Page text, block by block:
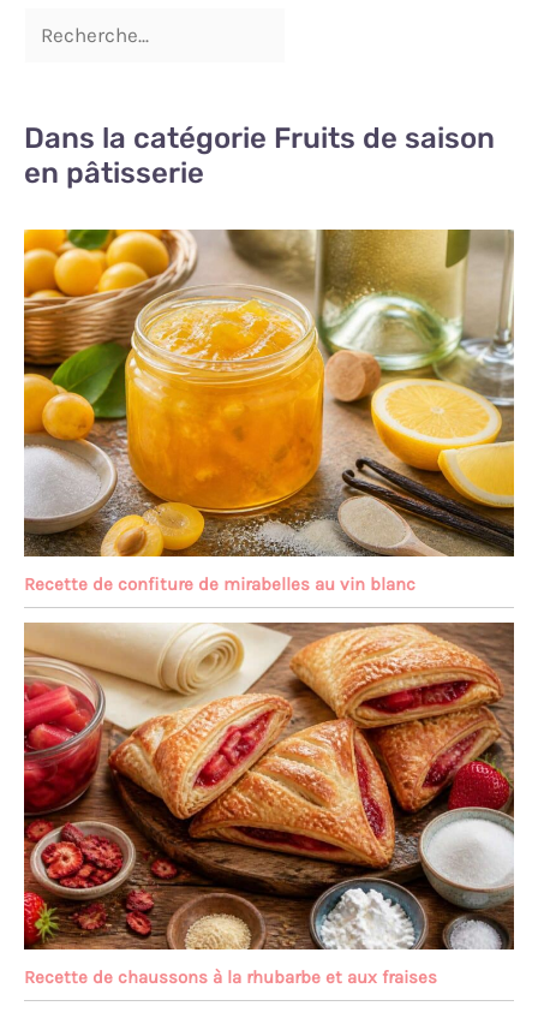
Dans la catégorie Fruits de saison
en pâtisserie
Recette de confiture de mirabelles au vin blanc
Recette de chaussons à la rhubarbe et aux fraises